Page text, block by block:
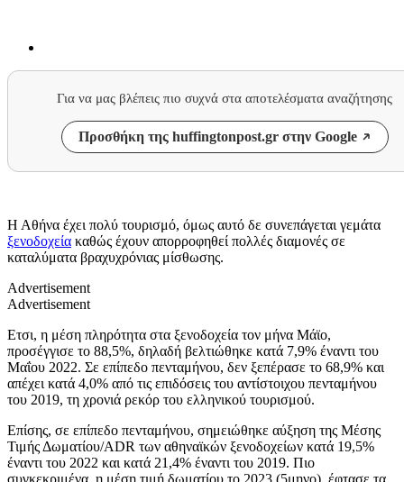
Για να μας βλέπεις πιο συχνά στα αποτελέσματα αναζήτησης
Προσθήκη της huffingtonpost.gr στην Google
Η Αθήνα έχει πολύ τουρισμό, όμως αυτό δε συνεπάγεται γεμάτα
ξενοδοχεία καθώς έχουν απορροφηθεί πολλές διαμονές σε
καταλύματα βραχυχρόνιας μίσθωσης.
Advertisement
Advertisement
Ετσι, η μέση πληρότητα στα ξενοδοχεία τον μήνα Μάϊο,
προσέγγισε το 88,5%, δηλαδή βελτιώθηκε κατά 7,9% έναντι του
Μαΐου 2022. Σε επίπεδο πενταμήνου, δεν ξεπέρασε το 68,9% και
απέχει κατά 4,0% από τις επιδόσεις του αντίστοιχου πενταμήνου
του 2019, τη χρονιά ρεκόρ του ελληνικού τουρισμού.
Επίσης, σε επίπεδο πενταμήνου, σημειώθηκε αύξηση της Μέσης
Τιμής Δωματίου/ADR των αθηναϊκών ξενοδοχείων κατά 19,5%
έναντι του 2022 και κατά 21,4% έναντι του 2019. Πιο
συγκεκριμένα, η μέση τιμή δωματίου το 2023 (5μηνο), έφτασε τα